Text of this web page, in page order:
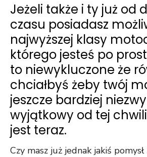
Jeżeli także i ty już od
czasu posiadasz
najwyższej klasy
którego jesteś po
to niewykluczone że
chciałbyś żeby twój
jeszcze bardziej
wyjątkowy od tej
jest teraz.
Czy masz już jednak jakiś